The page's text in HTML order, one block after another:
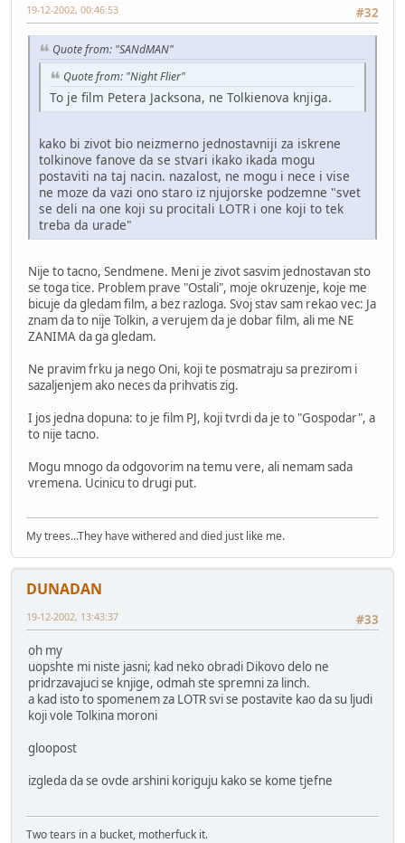
#32
19-12-2002, 00:46:53
Quote from: "SANdMAN"
Quote from: "Night Flier"
To je film Petera Jacksona, ne Tolkienova knjiga.
kako bi zivot bio neizmerno jednostavniji za iskrene
tolkinove fanove da se stvari ikako ikada mogu
postaviti na taj nacin. nazalost, ne mogu i nece i vise
ne moze da vazi ono staro iz njujorske podzemne "svet
se deli na one koji su procitali LOTR i one koji to tek
treba da urade"
Nije to tacno, Sendmene. Meni je zivot sasvim jednostavan sto
se toga tice. Problem prave "Ostali", moje okruzenje, koje me
bicuje da gledam film, a bez razloga. Svoj stav sam rekao vec: Ja
znam da to nije Tolkin, a verujem da je dobar film, ali me NE
ZANIMA da ga gledam.
Ne pravim frku ja nego Oni, koji te posmatraju sa prezirom i
sazaljenjem ako neces da prihvatis zig.
I jos jedna dopuna: to je film PJ, koji tvrdi da je to "Gospodar", a
to nije tacno.
Mogu mnogo da odgovorim na temu vere, ali nemam sada
vremena. Ucinicu to drugi put.
My trees...They have withered and died just like me.
DUNADAN
#33
19-12-2002, 13:43:37
oh my
uopshte mi niste jasni; kad neko obradi Dikovo delo ne
pridrzavajuci se knjige, odmah ste spremni za linch.
a kad isto to spomenem za LOTR svi se postavite kao da su ljudi
koji vole Tolkina moroni
gloopost
izgleda da se ovde arshini koriguju kako se kome tjefne
Two tears in a bucket, motherfuck it.